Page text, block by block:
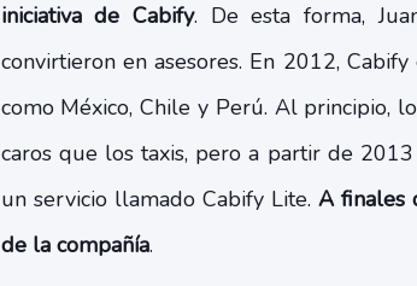
iniciativa de Cabify. De esta forma,
convirtieron en asesores. En 2012,
como México, Chile y Perú. Al principio,
caros que los taxis, pero a partir de
un servicio llamado Cabify Lite. A finales
de la compañía.